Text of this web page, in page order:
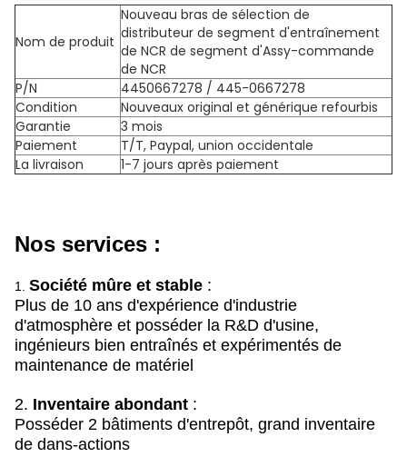
Nom de produit
Nouveau bras de sélection de
distributeur de segment d'entraînement
de NCR de segment d'Assy-commande
de NCR
P/N
4450667278 / 445-0667278
Condition
Nouveaux original et générique refourbis
Garantie
3 mois
Paiement
T/T, Paypal, union occidentale
La livraison
1-7 jours après paiement
Nos services :
1. Société mûre et stable :
Plus de 10 ans d'expérience d'industrie
d'atmosphère et posséder la R&D d'usine,
ingénieurs bien entraînés et expérimentés de
maintenance de matériel
2. Inventaire abondant :
Posséder 2 bâtiments d'entrepôt, grand inventaire
de dans-actions